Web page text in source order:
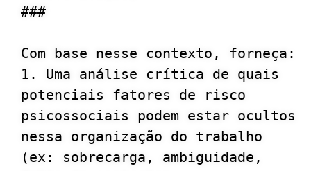
###
Com base nesse contexto, forneça:
1. Uma análise crítica de quais
potenciais fatores de risco
psicossociais podem estar ocultos
nessa organização do trabalho
(ex: sobrecarga, ambiguidade,